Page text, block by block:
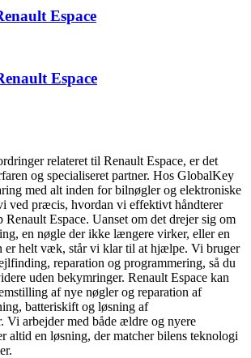
Espace
Espace
relateret til Renault Espace, er det
og specialiseret partner. Hos GlobalKey
med alt inden for bilnøgler og elektroniske
ved præcis, hvordan vi effektivt håndterer
Renault Espace. Uanset om det drejer sig om
en nøgle der ikke længere virker, eller en
er helt væk, står vi klar til at hjælpe. Vi bruger
reparation og programmering, så du
uden bekymringer. Renault Espace kan
af nye nøgler og reparation af
batteriskift og løsning af
Vi arbejder med både ældre og nyere
altid en løsning, der matcher bilens teknologi